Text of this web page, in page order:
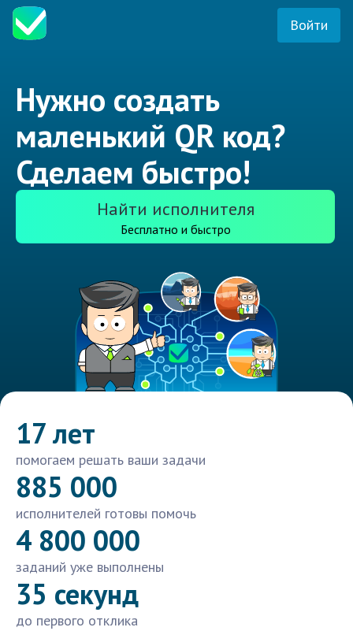
Войти
Нужно создать
маленький QR код?
Сделаем быстро!
Найти исполнителя
Бесплатно и быстро
17 лет
помогаем решать ваши задачи
885 000
исполнителей готовы помочь
4 800 000
заданий уже выполнены
35 секунд
до первого отклика